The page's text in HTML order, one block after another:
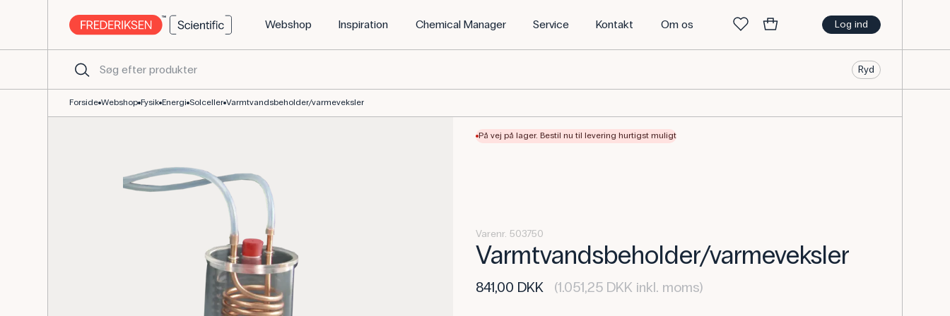
Log ind
Webshop Inspiration Chemical Manager Service Kontakt Om os
Ryd
Forside Webshop Fysik Energi Solceller Varmtvandsbeholder/varmeveksler
På vej på lager. Bestil nu til levering hurtigst muligt
Varenr. 503750
Varmtvandsbeholder/varmeveksler
841,00 DKK (1.051,25 DKK inkl. moms)